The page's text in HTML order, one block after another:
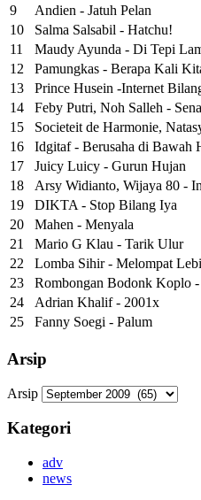
9
Andien - Jatuh Pelan
10
Salma Salsabil - Hatchu!
11
Maudy Ayunda - Di Tepi
12
Pamungkas - Berapa Kali
13
Prince Husein -Internet
14
Feby Putri, Noh Salleh -
15
Societeit de Harmonie,
16
Idgitaf - Berusaha di Bawah
17
Juicy Luicy - Gurun Hujan
18
Arsy Widianto, Wijaya 80 -
19
DIKTA - Stop Bilang Iya
20
Mahen - Menyala
21
Mario G Klau - Tarik Ulur
22
Lomba Sihir - Melompat
23
Rombongan Bodonk
24
Adrian Khalif - 2001x
25
Fanny Soegi - Palum
Arsip
Arsip
Kategori
adv
news